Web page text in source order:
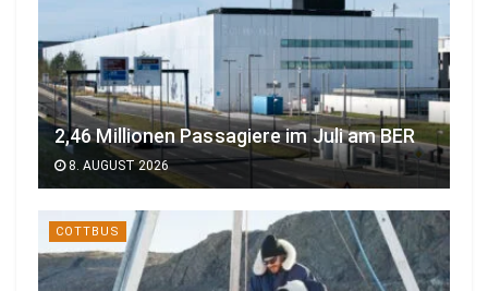
2,46 Millionen Passagiere im Juli am BER
8. AUGUST 2026
COTTBUS